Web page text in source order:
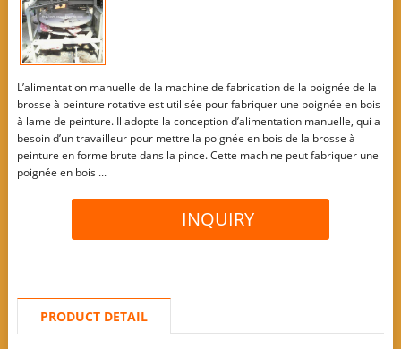
L’alimentation manuelle de la machine de fabrication de la poignée de la
brosse à peinture rotative est utilisée pour fabriquer une poignée en bois
à lame de peinture. Il adopte la conception d’alimentation manuelle, qui a
besoin d’un travailleur pour mettre la poignée en bois de la brosse à
peinture en forme brute dans la pince. Cette machine peut fabriquer une
poignée en bois ...
INQUIRY
PRODUCT DETAIL